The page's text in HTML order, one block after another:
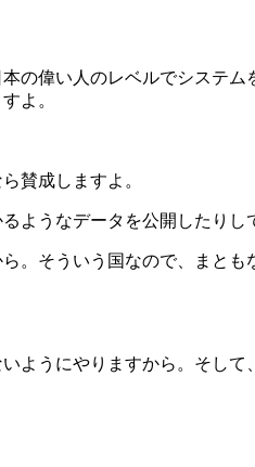
の偉い人のレベルでシステム
よ。
賛成しますよ。
ようなデータを公開したりし
。そういう国なので、まとも
ようにやりますから。そして